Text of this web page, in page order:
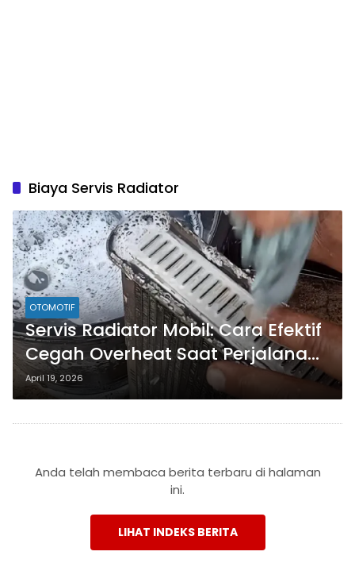
Biaya Servis Radiator
OTOMOTIF
Servis Radiator Mobil: Cara Efektif
Cegah Overheat Saat Perjalanan
Jauh
April 19, 2026
Anda telah membaca berita terbaru di halaman
ini.
LIHAT INDEKS BERITA